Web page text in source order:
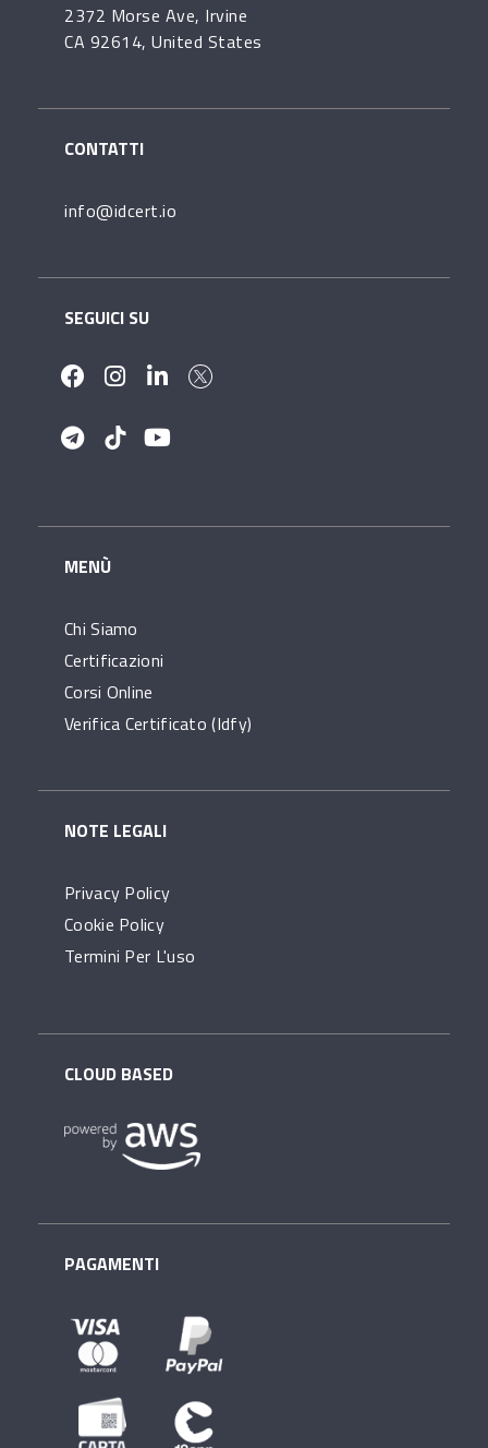
2372 Morse Ave, Irvine
CA 92614, United States
CONTATTI
info@idcert.io
SEGUICI SU
MENÙ
Chi Siamo
Certificazioni
Corsi Online
Verifica Certificato (idfy)
NOTE LEGALI
Privacy Policy
Cookie Policy
Termini Per L'uso
CLOUD BASED
PAGAMENTI